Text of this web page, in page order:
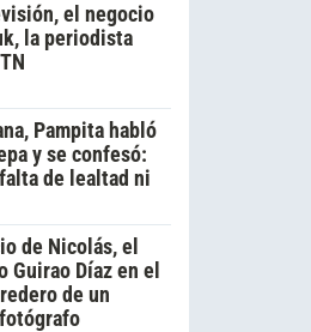
el negocio
la periodista
Pampita habló
y se confesó:
de lealtad ni
de Nicolás, el
Guirao Díaz en el
de un